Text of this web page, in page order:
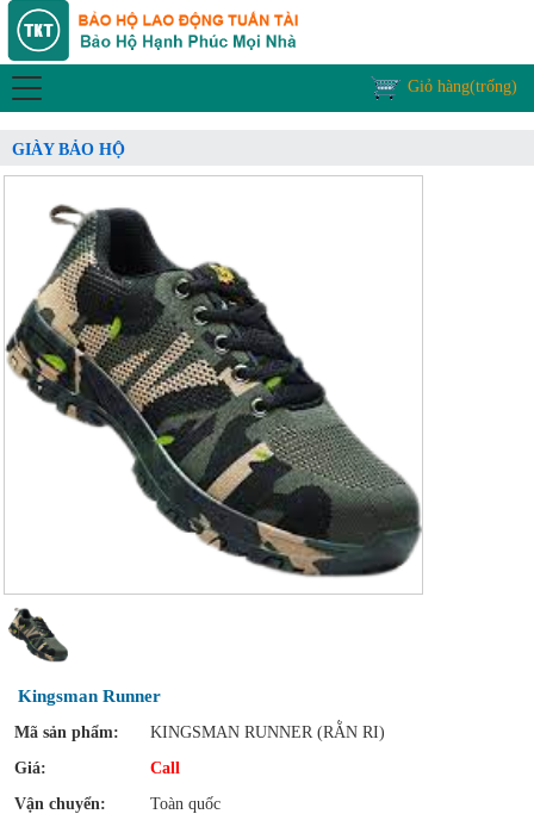
Giỏ hàng(trống)
GIÀY BẢO HỘ
Kingsman Runner
Mã sản phẩm:
KINGSMAN RUNNER (RẰN RI)
Giá:
Call
Vận chuyển:
Toàn quốc